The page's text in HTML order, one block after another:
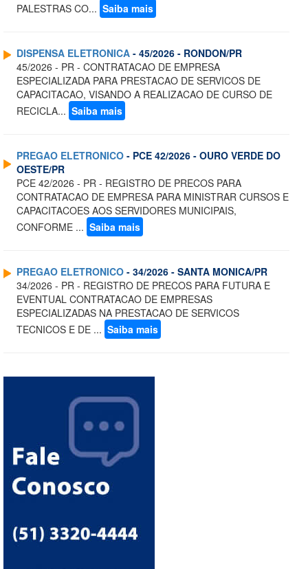
PALESTRAS CO... Saiba mais
DISPENSA ELETRONICA - 45/2026 - RONDON/PR
45/2026 - PR - CONTRATACAO DE EMPRESA
ESPECIALIZADA PARA PRESTACAO DE SERVICOS DE
CAPACITACAO, VISANDO A REALIZACAO DE CURSO DE
RECICLA... Saiba mais
PREGAO ELETRONICO - PCE 42/2026 - OURO VERDE DO
OESTE/PR
PCE 42/2026 - PR - REGISTRO DE PRECOS PARA
CONTRATACAO DE EMPRESA PARA MINISTRAR CURSOS E
CAPACITACOES AOS SERVIDORES MUNICIPAIS,
CONFORME ... Saiba mais
PREGAO ELETRONICO - 34/2026 - SANTA MONICA/PR
34/2026 - PR - REGISTRO DE PRECOS PARA FUTURA E
EVENTUAL CONTRATACAO DE EMPRESAS
ESPECIALIZADAS NA PRESTACAO DE SERVICOS
TECNICOS E DE ... Saiba mais